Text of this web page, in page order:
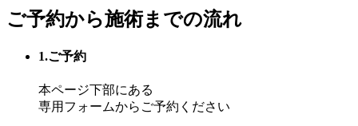
ご予約から施術までの流れ
1.ご予約
本ページ下部にある
専用フォームからご予約ください